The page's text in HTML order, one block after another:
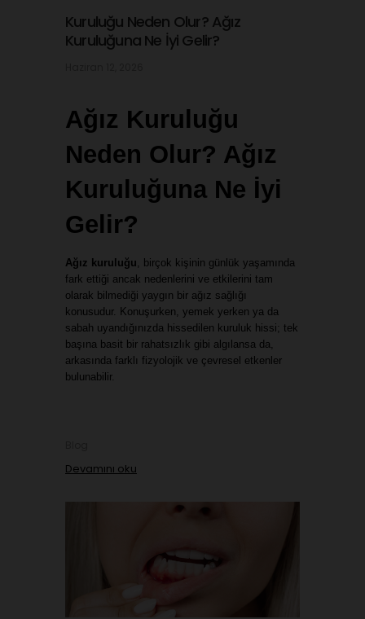
Kuruluğu Neden Olur? Ağız
Kuruluğuna Ne İyi Gelir?
Ağız Kuruluğu
Neden Olur? Ağız
Kuruluğuna Ne İyi
Gelir?
Ağız kuruluğu, birçok kişinin günlük yaşamında
fark ettiği ancak nedenlerini ve etkilerini tam
olarak bilmediği yaygın bir ağız sağlığı
konusudur. Konuşurken, yemek yerken ya da
sabah uyandığınızda hissedilen kuruluk hissi; tek
başına basit bir rahatsızlık gibi algılansa da,
arkasında farklı fizyolojik ve çevresel etkenler
bulunabilir.
Devamını oku